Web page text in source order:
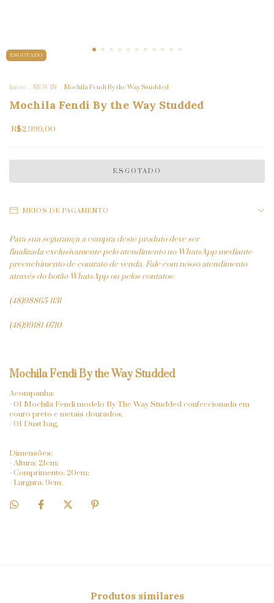
ESGOTADO
Início . NEW IN . Mochila Fendi By the Way Studded
Mochila Fendi By the Way Studded
R$2.999,00
MEIOS DE PAGAMENTO
Para sua segurança a compra deste produto deve ser
finalizada exclusivamente pelo atendimento no WhatsApp mediante
preenchimento de contrato de venda. Fale com nosso atendimento
através do botão WhatsApp ou pelos contatos:
(48)98865-1131
(48)99181-0710
Mochila Fendi By the Way Studded
Acompanha:
- 01 Mochila Fendi modelo By The Way Studded confeccionada em
couro preto e metais dourados;
- 01 Dust bag.
Dimensões:
- Altura: 21cm;
- Comprimento: 20cm;
- Largura: 9cm.
Produtos similares